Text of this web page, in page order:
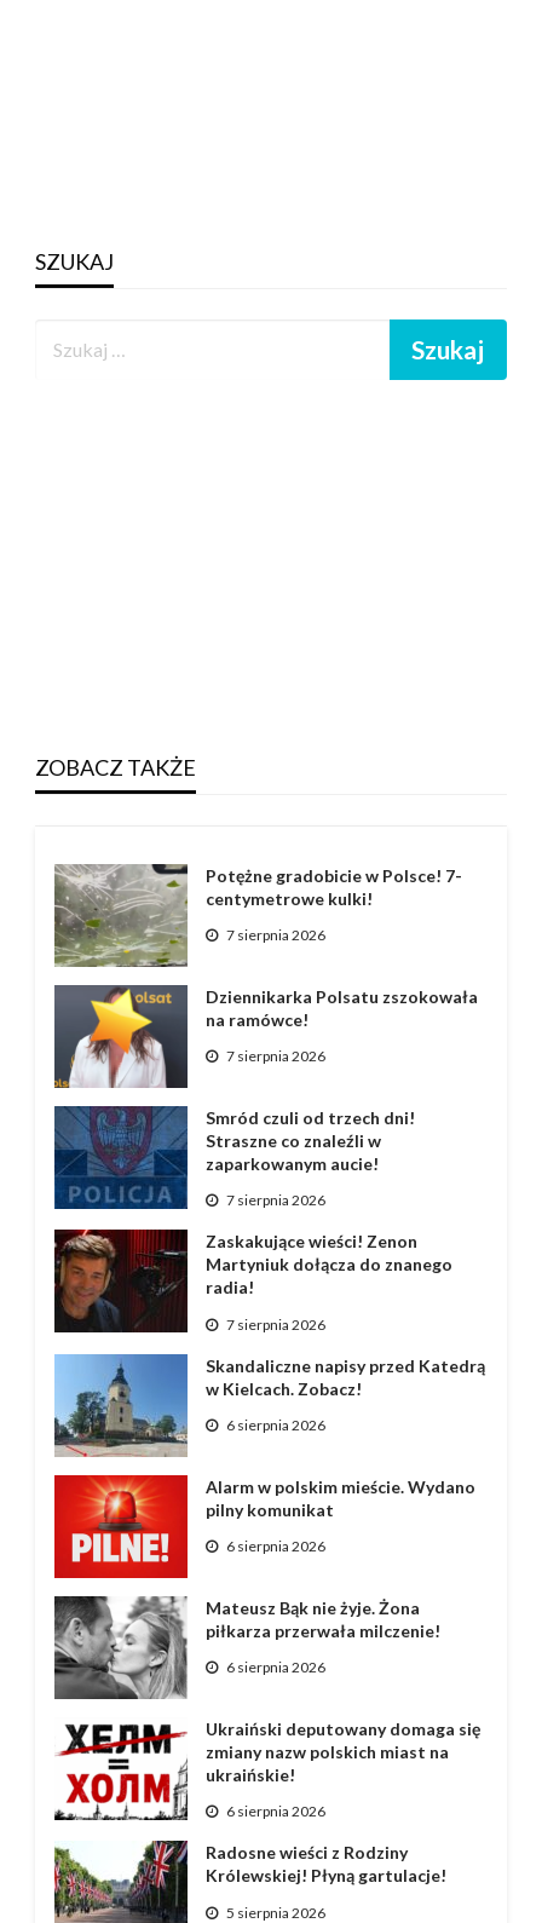
SZUKAJ
ZOBACZ TAKŻE
Potężne gradobicie w Polsce! 7-
centymetrowe kulki!
7 sierpnia 2026
Dziennikarka Polsatu zszokowała
na ramówce!
7 sierpnia 2026
Smród czuli od trzech dni!
Straszne co znaleźli w
zaparkowanym aucie!
7 sierpnia 2026
Zaskakujące wieści! Zenon
Martyniuk dołącza do znanego
radia!
7 sierpnia 2026
Skandaliczne napisy przed Katedrą
w Kielcach. Zobacz!
6 sierpnia 2026
Alarm w polskim mieście. Wydano
pilny komunikat
6 sierpnia 2026
Mateusz Bąk nie żyje. Żona
piłkarza przerwała milczenie!
6 sierpnia 2026
Ukraiński deputowany domaga się
zmiany nazw polskich miast na
ukraińskie!
6 sierpnia 2026
Radosne wieści z Rodziny
Królewskiej! Płyną gartulacje!
5 sierpnia 2026